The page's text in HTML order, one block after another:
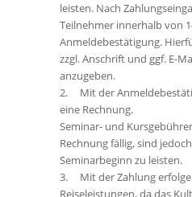
leisten. Nach
Teilnehmer innerhalb von
Anmeldebestätigung.
zzgl. Anschrift und ggf. E-
anzugeben.
2. Mit der
eine Rechnung.
Seminar- und
Rechnung fällig, sind
Seminarbeginn zu leisten.
3. Mit der Zahlung
Reiseleistungen, da das